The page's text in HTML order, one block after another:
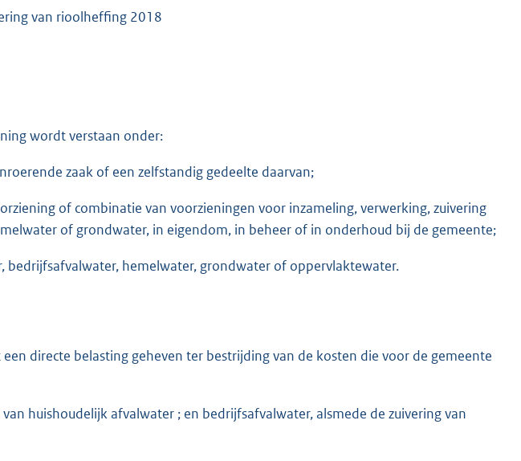
van rioolheffing 2018
wordt verstaan onder:
zaak of een zelfstandig gedeelte daarvan;
of combinatie van voorzieningen voor inzameling, verwerking, zuivering
of grondwater, in eigendom, in beheer of in onderhoud bij de gemeente;
bedrijfsafvalwater, hemelwater, grondwater of oppervlaktewater.
directe belasting geheven ter bestrijding van de kosten die voor de gemeente
huishoudelijk afvalwater ; en bedrijfsafvalwater, alsmede de zuivering van